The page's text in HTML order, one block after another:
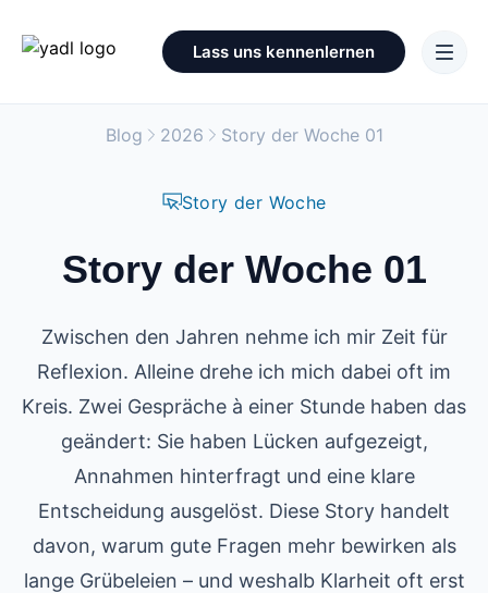
Lass uns kennenlernen
Blog 2026 Story der Woche 01
Story der Woche
Story der Woche 01
Zwischen den Jahren nehme ich mir Zeit für
Reflexion. Alleine drehe ich mich dabei oft im
Kreis. Zwei Gespräche à einer Stunde haben das
geändert: Sie haben Lücken aufgezeigt,
Annahmen hinterfragt und eine klare
Entscheidung ausgelöst. Diese Story handelt
davon, warum gute Fragen mehr bewirken als
lange Grübeleien – und weshalb Klarheit oft erst